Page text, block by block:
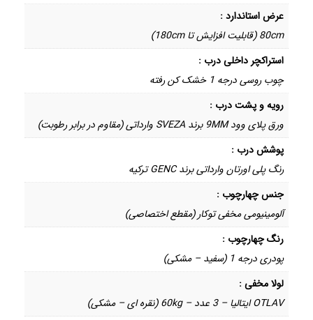
عرض استاندارد :
80cm (قابلیت افزایش تا 180cm)
استراکچر داخلی درب :
چوب روسی درجه 1 خشک کن رفته
رویه و پشت درب :
ورق پلای وود 9MM برند SVEZA وارداتی (مقاوم در برابر رطوبت)
پوشش درب :
رنگ پلی اورتان وارداتی برند GENC ترکیه
جنس چهارچوب :
آلومینیومی مخفی توکار (مقطع اختصاصی)
رنگ چهارچوب :
پودری درجه 1 (سفید – مشکی)
لولا مخفی :
OTLAV ایتالیا – 3 عدد – 60kg (نقره ای – مشکی)